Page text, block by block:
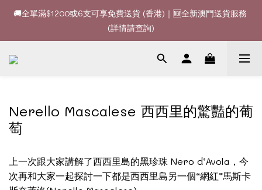
🚚全單滿$1200或6支可享免費送貨 (香港)｜🆕全新澳門送貨服務
(詳情請查詢)
🚚全單滿$1200或6支可享免費送貨 (香港)｜🆕全新澳門送貨服務
(詳情請查詢)
🍷酒款、優惠經常更新，請時刻追蹤我地😊｜🤵👰Wine Couple
(詳情請查詢)
Nerello Mascalese 西西里的驚豔的葡
萄
上一次跟大家講解了西西里島的黑珍珠 Nero d’Avola，今
次再和大家一起探討一下都是西西里島另一個“網紅”馬斯卡